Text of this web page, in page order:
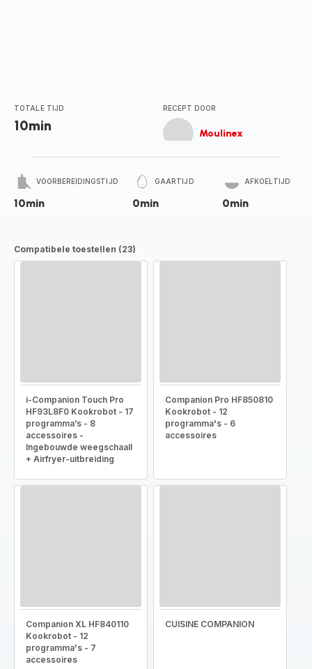
TOTALE TIJD
10min
RECEPT DOOR
Moulinex
VOORBEREIDINGSTIJD
10min
GAARTIJD
0min
AFKOELTIJD
0min
Compatibele toestellen (23)
i-Companion Touch Pro
HF93L8F0 Kookrobot - 17
programma’s - 8
accessoires -
Ingebouwde weegschaall
+ Airfryer-uitbreiding
Companion Pro HF850810
Kookrobot - 12
programma's - 6
accessoires
Companion XL HF840110
Kookrobot - 12
programma's - 7
accessoires
CUISINE COMPANION